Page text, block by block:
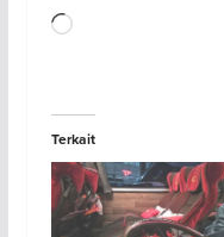
Memuat...
Terkait